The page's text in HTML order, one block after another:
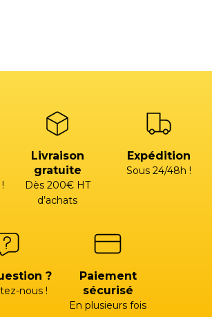
Livraison
gratuite
Dès 200€ HT
d’achats
Expédition
Sous 24/48h !
?
nous !
Paiement
sécurisé
En plusieurs fois